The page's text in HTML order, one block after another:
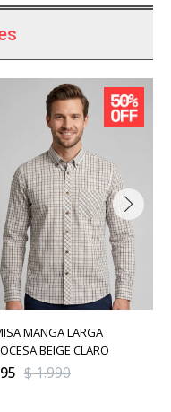
MANGA LARGA
BEIGE CLARO
$1.990